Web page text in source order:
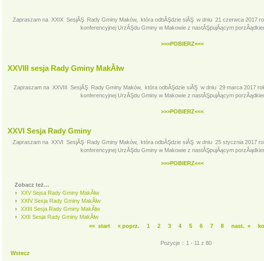
Zapraszam na XXIX SesjĂŞ Rady Gminy Maków, która odbĂŞdzie siĂŞ w dniu 21 czerwca 2017
konferencyjnej UrzĂŞdu Gminy w Makowie z nastĂŞpujÂącym
>>>POBIERZ<<<
XXVIII sesja Rady Gminy MakĂłw
Zapraszam na XXVIII SesjĂŞ Rady Gminy Maków, która odbĂŞdzie siĂŞ w dniu 29 marca 2017
konferencyjnej UrzĂŞdu Gminy w Makowie z nastĂŞpujÂącym
>>>POBIERZ<<<
XXVI Sesja Rady Gminy
Zapraszam na XXVI SesjĂŞ Rady Gminy Maków, która odbĂŞdzie siĂŞ w dniu 25 stycznia 2017
konferencyjnej UrzĂŞdu Gminy w Makowie z nastĂŞpujÂącym
>>>POBIERZ<<<
Zobacz też…
XXV Sejsa Rady Gminy MakĂłw
XXIV Sesja Rady Gminy MakĂłw
XXIII Sesja Rady Gminy MakĂłw
XXII Sesja Rady Gminy MakĂłw
«« start
« poprz. 1 2 3 4 5 6 7 8 nast. »
Pozycje :: 1 - 11 z 80
Wstecz